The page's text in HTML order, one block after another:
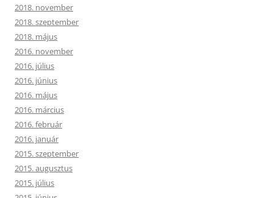
2018. november
2018. szeptember
2018. május
2016. november
2016. július
2016. június
2016. május
2016. március
2016. február
2016. január
2015. szeptember
2015. augusztus
2015. július